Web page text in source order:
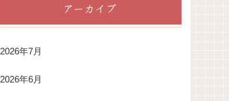
アーカイブ
2026年7月
2026年6月